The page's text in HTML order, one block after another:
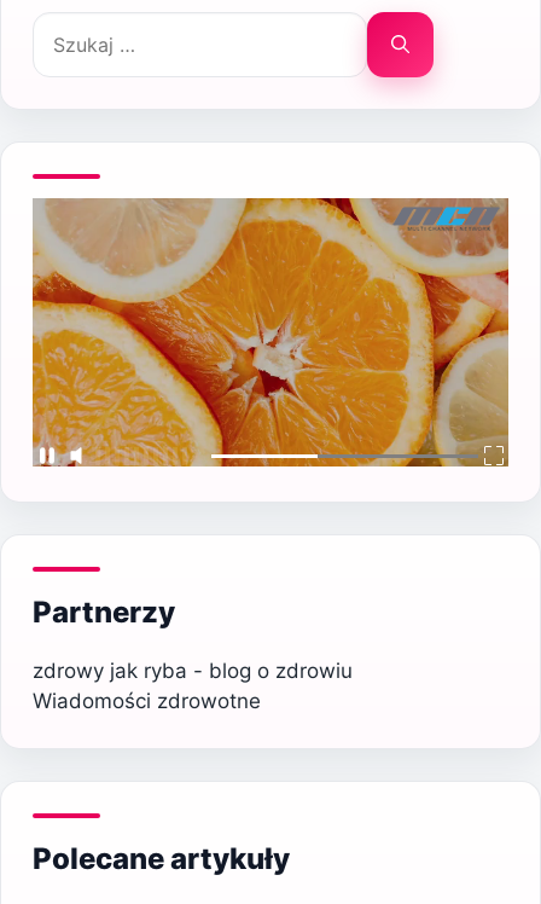
Szukaj:
Partnerzy
zdrowy jak ryba - blog o zdrowiu
Wiadomości zdrowotne
Polecane artykuły